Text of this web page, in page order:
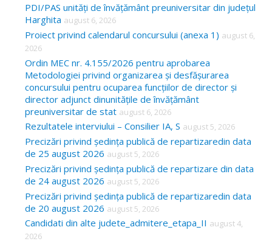
c
h
f
o
r
PDI/PAS unități de învățământ preuniversitar din județul
Harghita august 6, 2026
Proiect privind calendarul concursului (anexa 1) august 6,
2026
Ordin MEC nr. 4.155/2026 pentru aprobarea
Metodologiei privind organizarea și desfășurarea
concursului pentru ocuparea funcțiilor de director și
director adjunct dinunitățile de învățământ
preuniversitar de stat august 6, 2026
Rezultatele interviului – Consilier IA, S august 5, 2026
Precizări privind ședința publică de repartizaredin data
de 25 august 2026 august 5, 2026
Precizări privind ședința publică de repartizare din data
de 24 august 2026 august 5, 2026
Precizări privind ședința publică de repartizaredin data
de 20 august 2026 august 5, 2026
Candidati din alte judete_admitere_etapa_II august 4,
2026